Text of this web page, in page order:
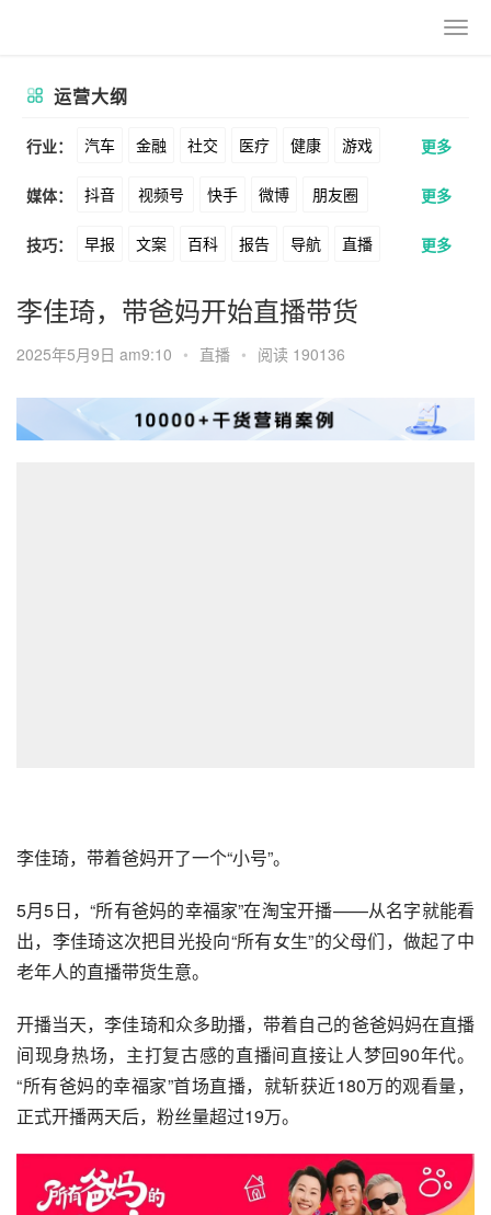
运营大纲
行业： 汽车 金融 社交 医疗 健康 游戏
动漫 美妆 美食 家装 教育 婚纱
酒旅 母婴 宠物 文娱 跨境 科技
广告 元宇宙 房地产
更多
媒体： 抖音 视频号 快手 微博 朋友圈
公众号 B站 小红书 头条 知乎
Soul 360 百度 搜狗 爱奇艺
美图 最右 神马 谷歌 Facebook
Tiktok YouTube Yahoo Bing
更多
技巧： 早报 文案 百科 报告 导航 直播
卖货 脚本 话术 电商 私域 社群
涨粉 广告 推广 方案 策划 案例
数据 拉新 活动 用户 海外
更多
李佳琦，带爸妈开始直播带货
2025年5月9日 am9:10 • 直播 • 阅读 190136
李佳琦，带着爸妈开了一个“小号”。
5月5日，“所有爸妈的幸福家”在淘宝开播——从名字就能看
出，李佳琦这次把目光投向“所有女生”的父母们，做起了中
老年人的直播带货生意。
开播当天，李佳琦和众多助播，带着自己的爸爸妈妈在直播
间现身热场，主打复古感的直播间直接让人梦回90年代。
“所有爸妈的幸福家”首场直播，就斩获近180万的观看量，
正式开播两天后，粉丝量超过19万。